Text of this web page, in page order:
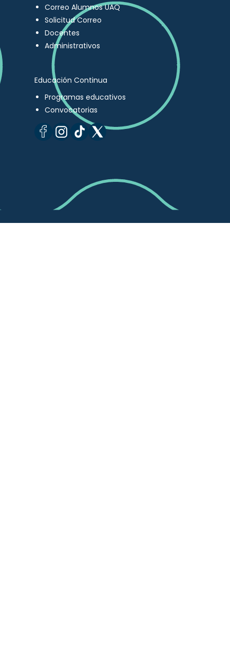
Correo Alumnos UAQ
Solicitud Correo
Docentes
Administrativos
Educación Continua
Programas educativos
Convocatorias